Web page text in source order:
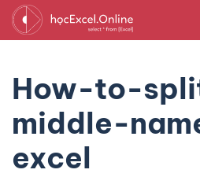
How-to-
middle-
excel